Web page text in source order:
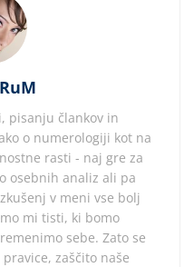
pisanju člankov in
o numerologiji kot na
rasti - naj gre za
osebnih analiz ali pa
v meni vse bolj
mi tisti, ki bomo
sebe. Zato se
zaščito naše